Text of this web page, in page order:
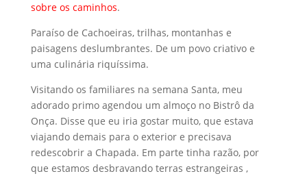
sobre os caminhos.
Paraíso de Cachoeiras, trilhas, montanhas e
paisagens deslumbrantes. De um povo criativo e
uma culinária riquíssima.
Visitando os familiares na semana Santa, meu
adorado primo agendou um almoço no Bistrô da
Onça. Disse que eu iria gostar muito, que estava
viajando demais para o exterior e precisava
redescobrir a Chapada. Em parte tinha razão, por
que estamos desbravando terras estrangeiras ,